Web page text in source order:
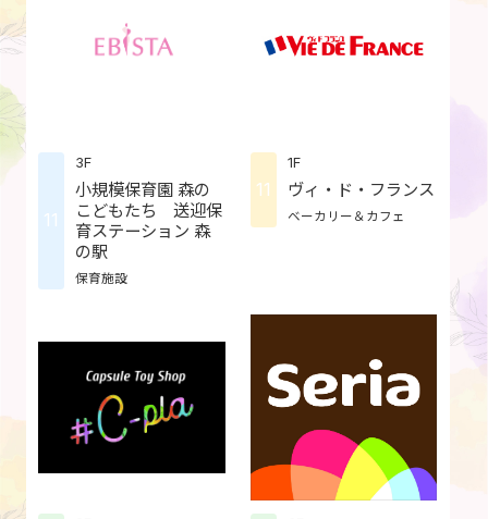
11
3F
小規模保育園 森の
こどもたち 送迎保
育ステーション 森
の駅
保育施設
11
1F
ヴィ・ド・フランス
ベーカリー＆カフェ